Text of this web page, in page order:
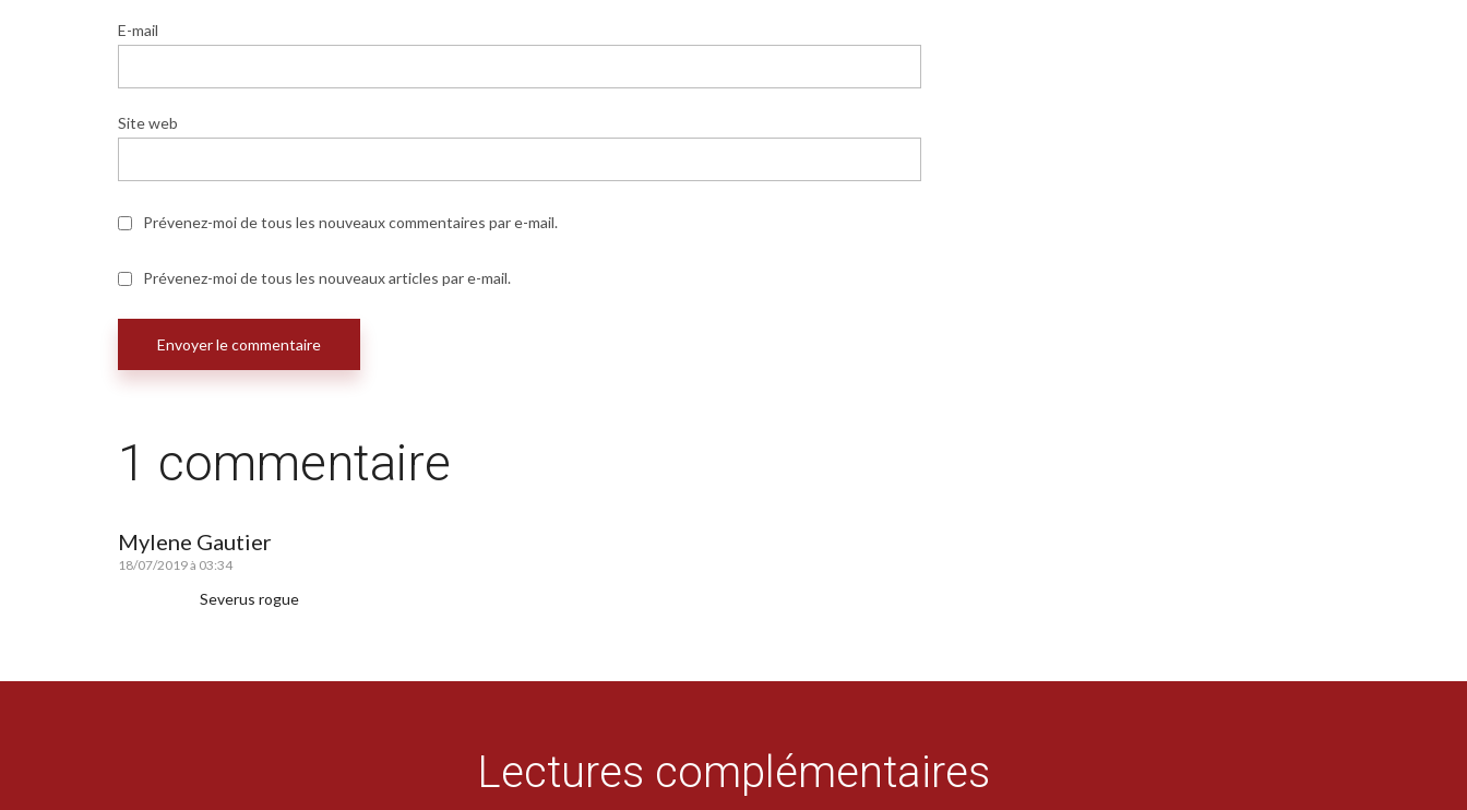
E-mail
Site web
Prévenez-moi de tous les nouveaux commentaires par e-mail.
Prévenez-moi de tous les nouveaux articles par e-mail.
1 commentaire
Mylene Gautier
18/07/2019 à 03:34
Severus rogue
Lectures complémentaires